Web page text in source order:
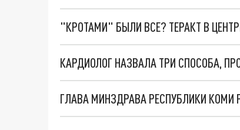
"КРОТАМИ" БЫЛИ ВСЕ? ТЕРАКТ В
КАРДИОЛОГ НАЗВАЛА ТРИ СПОСОБА,
ГЛАВА МИНЗДРАВА РЕСПУБЛИКИ